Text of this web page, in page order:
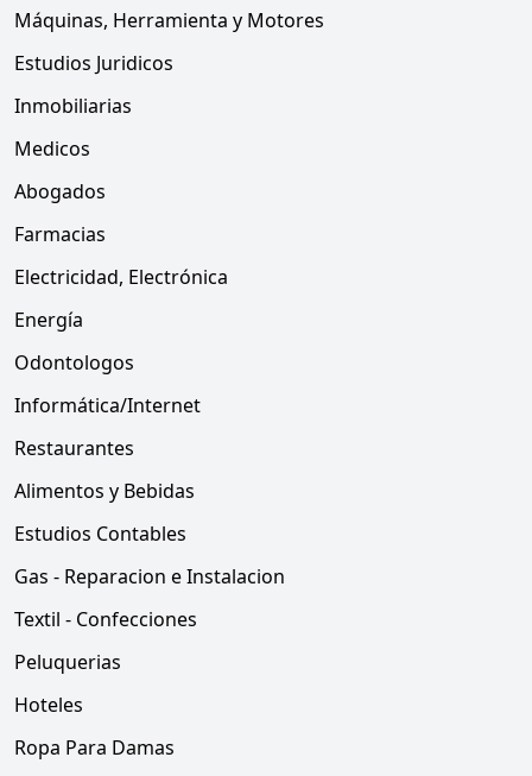
Máquinas, Herramienta y Motores
Estudios Juridicos
Inmobiliarias
Medicos
Abogados
Farmacias
Electricidad, Electrónica
Energía
Odontologos
Informática/Internet
Restaurantes
Alimentos y Bebidas
Estudios Contables
Gas - Reparacion e Instalacion
Textil - Confecciones
Peluquerias
Hoteles
Ropa Para Damas